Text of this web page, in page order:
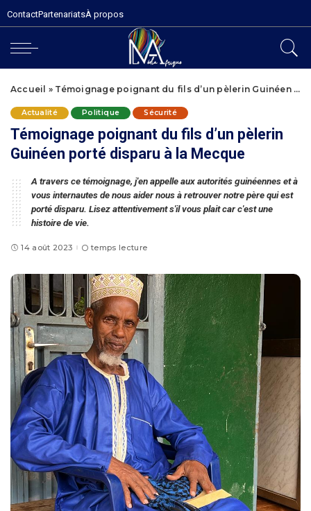
ContactPartenariatsÀ propos
Accueil » Témoignage poignant du fils d’un pèlerin Guinéen porté disparu à la Mecque
Actualité Politique Sécurité
Témoignage poignant du fils d’un pèlerin
Guinéen porté disparu à la Mecque
A travers ce témoignage, j'en appelle aux autorités guinéennes et à
vous internautes de nous aider nous à retrouver notre père qui est
porté disparu. Lisez attentivement s'il vous plait car c'est une
histoire de vie.
14 août 2023 temps lecture